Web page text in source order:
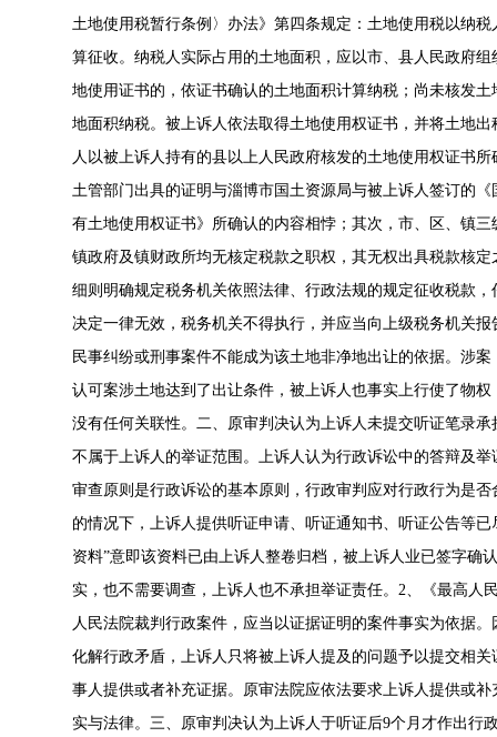
土地使用税暂行条例〉办法》第四条规定：土地使用税以纳
算征收。纳税人实际占用的土地面积，应以市、县人民政府
地使用证书的，依证书确认的土地面积计算纳税；尚未核发
地面积纳税。被上诉人依法取得土地使用权证书，并将土地
人以被上诉人持有的县以上人民政府核发的土地使用权证书
土管部门出具的证明与淄博市国土资源局与被上诉人签订的
有土地使用权证书》所确认的内容相悖；其次，市、区、镇
镇政府及镇财政所均无核定税款之职权，其无权出具税款核
细则明确规定税务机关依照法律、行政法规的规定征收税款
决定一律无效，税务机关不得执行，并应当向上级税务机关
民事纠纷或刑事案件不能成为该土地非净地出让的依据。涉
认可案涉土地达到了出让条件，被上诉人也事实上行使了物
没有任何关联性。二、原审判决认为上诉人未提交听证笔录
不属于上诉人的举证范围。上诉人认为行政诉讼中的答辩及
审查原则是行政诉讼的基本原则，行政审判应对行政行为是
的情况下，上诉人提供听证申请、听证通知书、听证公告等
资料”意即该资料已由上诉人整卷归档，被上诉人业已签字确
实，也不需要调查，上诉人也不承担举证责任。2、《最高人
人民法院裁判行政案件，应当以证据证明的案件事实为依据
化解行政矛盾，上诉人只将被上诉人提及的问题予以提交相
事人提供或者补充证据。原审法院应依法要求上诉人提供或
实与法律。三、原审判决认为上诉人于听证后9个月才作出行